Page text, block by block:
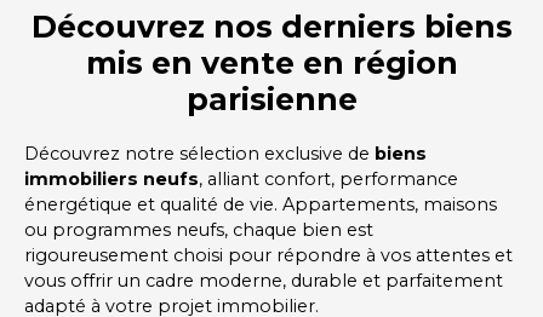
Découvrez nos derniers biens
mis en vente en région
parisienne
Découvrez notre sélection exclusive de biens
immobiliers neufs, alliant confort, performance
énergétique et qualité de vie. Appartements, maisons
ou programmes neufs, chaque bien est
rigoureusement choisi pour répondre à vos attentes et
vous offrir un cadre moderne, durable et parfaitement
adapté à votre projet immobilier.